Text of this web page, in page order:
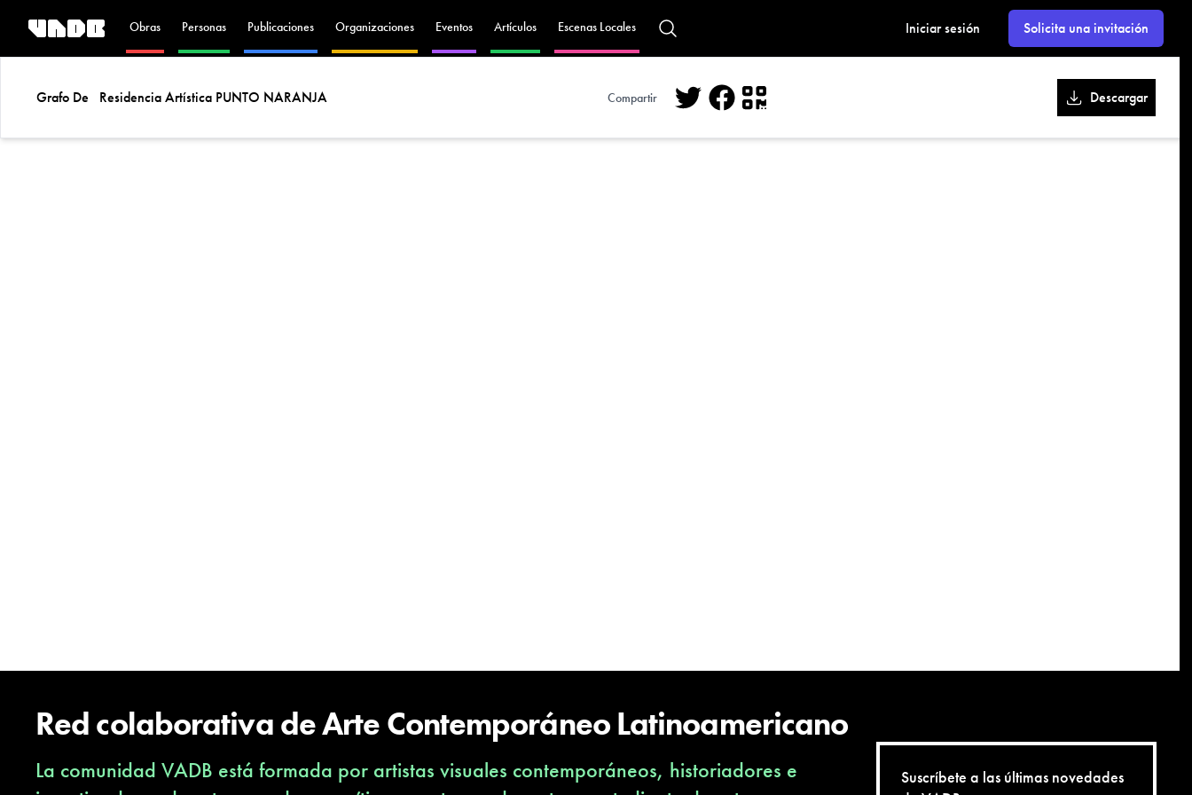
Obras Personas Publicaciones Organizaciones Eventos Artículos Escenas Locales Iniciar sesión Solicita una invitación
Grafo De Residencia Artística PUNTO NARANJA Compartir Descargar
Red colaborativa de Arte Contemporáneo Latinoamericano
La comunidad VADB está formada por artistas visuales contemporáneos, historiadores e
Suscríbete a las últimas novedades